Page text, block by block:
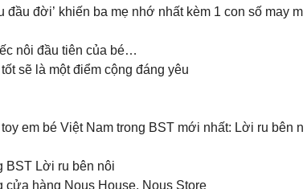
đời’ khiến ba mẹ nhớ nhất kèm 1 con số may m
nôi đầu tiên của bé…
sẽ là một điểm cộng đáng yêu
em bé Việt Nam trong BST mới nhất: Lời ru bên n
BST Lời ru bên nôi
cửa hàng Nous House, Nous Store